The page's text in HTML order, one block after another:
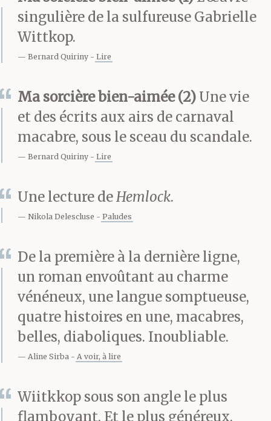
foule regardait
progresser le cortège
s’arrêta devant le
portail et les femmes
sortirent,
grand tumulte.
Ceux de la Buona Morte
et ceux de San Giovanni
Decollato portant sur
leur froc noir le plat de
Salomé brodé en
Beatrice Cenci. Depuis
singulière de la sulfureuse Gabrielle
Wittkop.
Bernard Quiriny Lire
Ma sorcière bien-aimée (2) Une vie
et des écrits aux airs de carnaval
macabre, sous le sceau du scandale.
Bernard Quiriny Lire
Une lecture deHemlock.
Nikola Delescluse Paludes
De la première à la dernière ligne,
un roman envoûtant au charme
vénéneux, une langue somptueuse,
quatre histoires en une, macabres,
belles, diaboliques. Inoubliable.
Aline Sirba A voir, à lire
Wiitkkop sous son angle le plus
flamboyant. Et le plus généreux.